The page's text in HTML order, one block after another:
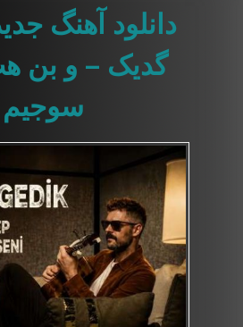
دانلود آهنگ
گدیک – و بن
سوجیم